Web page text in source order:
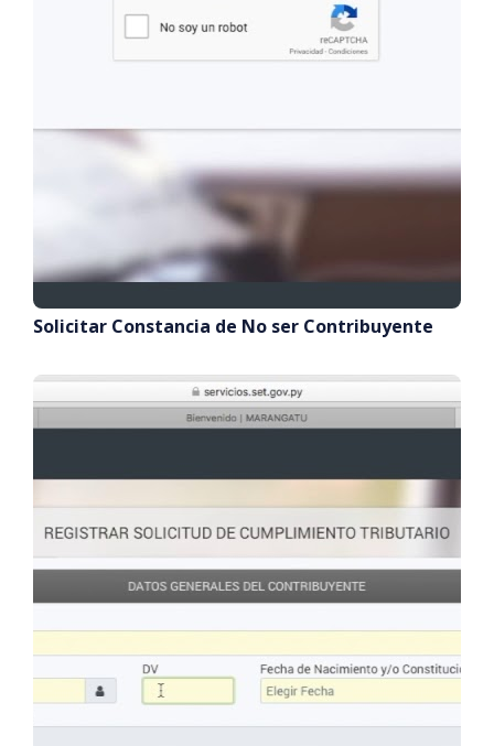
Solicitar Constancia de No ser Contribuyente